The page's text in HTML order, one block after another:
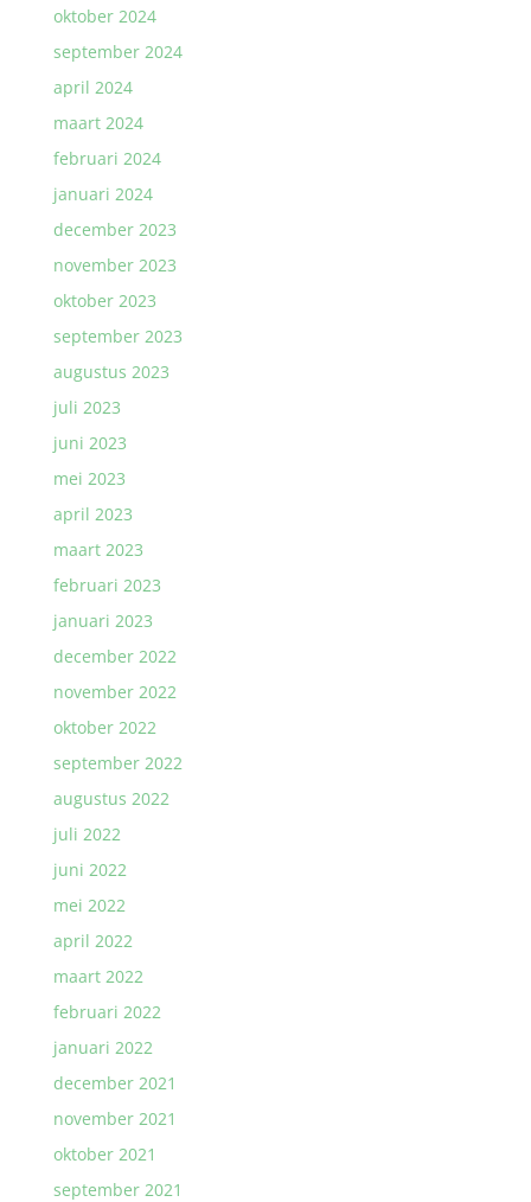
oktober 2024
september 2024
april 2024
maart 2024
februari 2024
januari 2024
december 2023
november 2023
oktober 2023
september 2023
augustus 2023
juli 2023
juni 2023
mei 2023
april 2023
maart 2023
februari 2023
januari 2023
december 2022
november 2022
oktober 2022
september 2022
augustus 2022
juli 2022
juni 2022
mei 2022
april 2022
maart 2022
februari 2022
januari 2022
december 2021
november 2021
oktober 2021
september 2021